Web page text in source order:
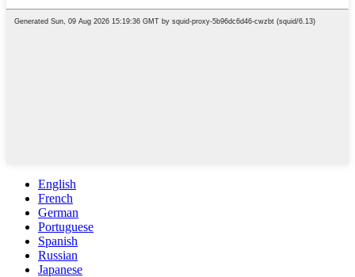
English
French
German
Portuguese
Spanish
Russian
Japanese